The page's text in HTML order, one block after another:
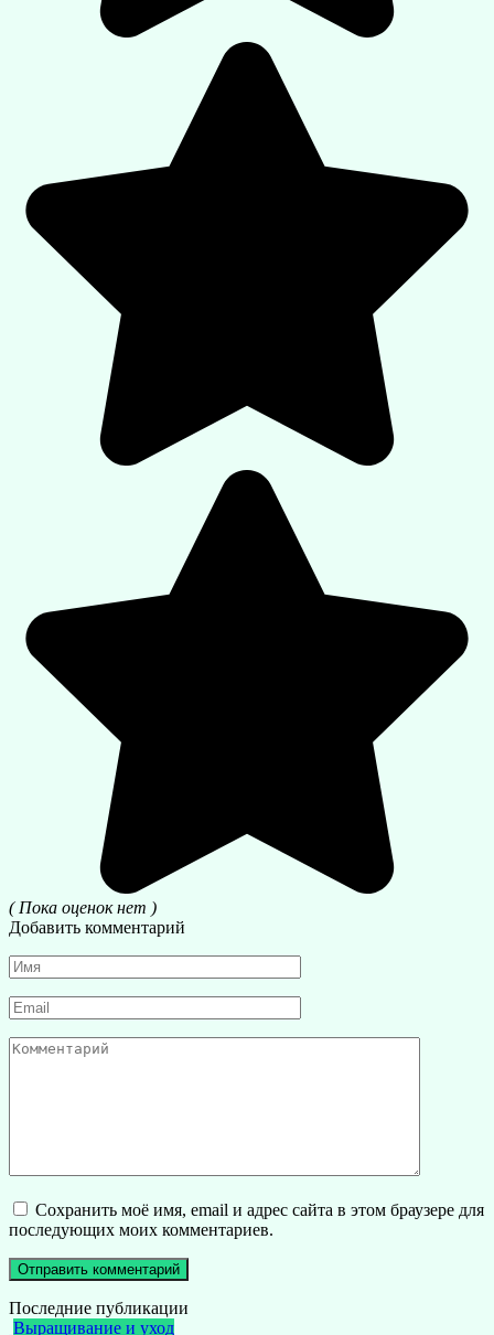
( Пока оценок нет )
Добавить комментарий
Имя
*
Email
*
Комментарий
Сохранить моё имя, email и адрес сайта в этом браузере для
последующих моих комментариев.
Последние публикации
Выращивание и уход